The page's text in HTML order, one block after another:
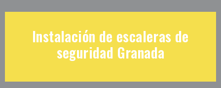
Instalación de escaleras de
seguridad Granada